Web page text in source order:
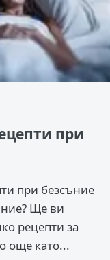
при
при безсъние
Ще ви
рецепти за
още като...